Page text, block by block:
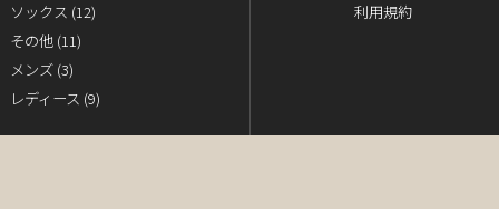
ソックス (12)
その他 (11)
メンズ (3)
レディース (9)
利用規約